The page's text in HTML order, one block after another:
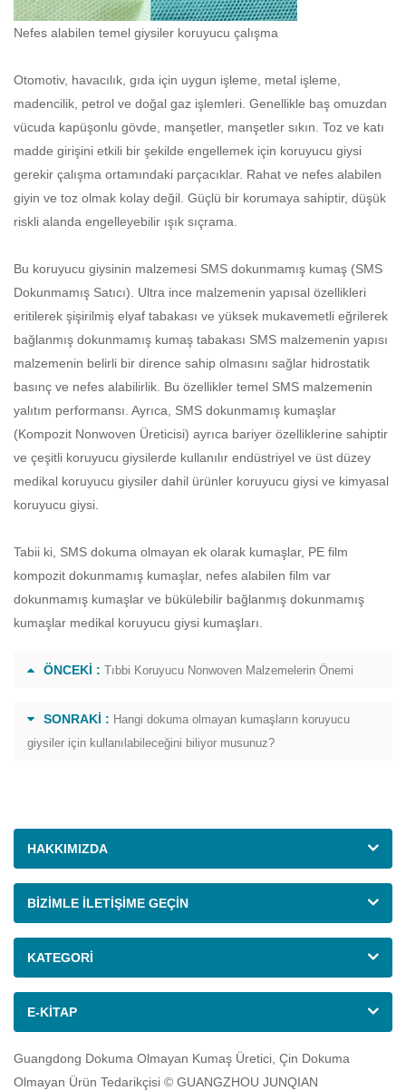
Nefes alabilen temel giysiler koruyucu çalışma
Otomotiv, havacılık, gıda için uygun işleme, metal işleme,
madencilik, petrol ve doğal gaz işlemleri. Genellikle baş omuzdan
vücuda kapüşonlu gövde, manşetler, manşetler sıkın. Toz ve katı
madde girişini etkili bir şekilde engellemek için koruyucu giysi
gerekir çalışma ortamındaki parçacıklar. Rahat ve nefes alabilen
giyin ve toz olmak kolay değil. Güçlü bir korumaya sahiptir, düşük
riskli alanda engelleyebilir ışık sıçrama.
Bu koruyucu giysinin malzemesi SMS dokunmamış kumaş (SMS
Dokunmamış Satıcı). Ultra ince malzemenin yapısal özellikleri
eritilerek şişirilmiş elyaf tabakası ve yüksek mukavemetli eğrilerek
bağlanmış dokunmamış kumaş tabakası SMS malzemenin yapısı
malzemenin belirli bir dirence sahip olmasını sağlar hidrostatik
basınç ve nefes alabilirlik. Bu özellikler temel SMS malzemenin
yalıtım performansı. Ayrıca, SMS dokunmamış kumaşlar
(Kompozit Nonwoven Üreticisi) ayrıca bariyer özelliklerine sahiptir
ve çeşitli koruyucu giysilerde kullanılır endüstriyel ve üst düzey
medikal koruyucu giysiler dahil ürünler koruyucu giysi ve kimyasal
koruyucu giysi.
Tabii ki, SMS dokuma olmayan ek olarak kumaşlar, PE film
kompozit dokunmamış kumaşlar, nefes alabilen film var
dokunmamış kumaşlar ve bükülebilir bağlanmış dokunmamış
kumaşlar medikal koruyucu giysi kumaşları.
ÖNCEKI : Tıbbi Koruyucu Nonwoven Malzemelerin Önemi
SONRAKI : Hangi dokuma olmayan kumaşların koruyucu
giysiler için kullanılabileceğini biliyor musunuz?
HAKKIMIZDA
BIZIMLE ILETIŞIME GEÇIN
KATEGORI
E-KITAP
Guangdong Dokuma Olmayan Kumaş Üretici, Çin Dokuma
Olmayan Ürün Tedarikçisi © GUANGZHOU JUNQIAN